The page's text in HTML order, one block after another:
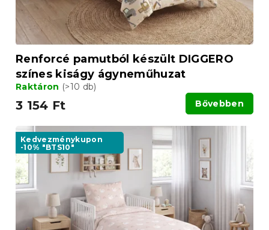
Renforcé pamutból készült DIGGERO
színes kiságy ágyneműhuzat
Raktáron (>10 db)
3 154 Ft Bővebben
Kedvezménykupon
-10% "BTS10"